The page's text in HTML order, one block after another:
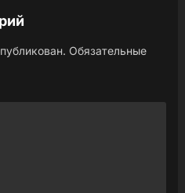
Обязательные